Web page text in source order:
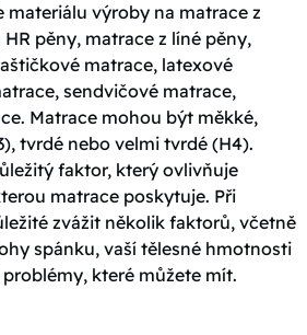
materiálu výroby na matrace z
pěny, matrace z líné pěny,
matrace, latexové
sendvičové matrace,
Matrace mohou být měkké,
tvrdé nebo velmi tvrdé (H4).
faktor, který ovlivňuje
matrace poskytuje. Při
zvážit několik faktorů, včetně
spánku, vaší tělesné hmotnosti
které můžete mít.